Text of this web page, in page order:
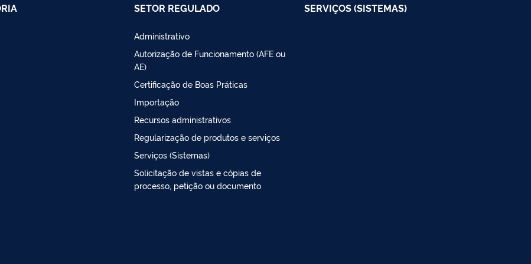
SETOR REGULADO
Administrativo
Autorização de Funcionamento (AFE ou
AE)
Certificação de Boas Práticas
Importação
Recursos administrativos
Regularização de produtos e serviços
Serviços (Sistemas)
Solicitação de vistas e cópias de
processo, petição ou documento
SERVIÇOS (SISTEMAS)